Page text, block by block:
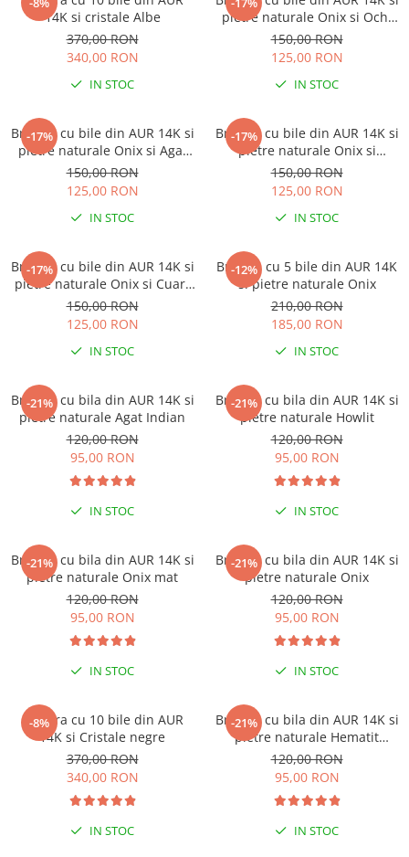
14K si cristale Albe
370,00 RON
340,00 RON
IN STOC
pietre naturale Onix si Ochi
de Tigru
150,00 RON
125,00 RON
IN STOC
-17%
Bratara cu bile din AUR 14K si
pietre naturale Onix si Agat
Indian
150,00 RON
125,00 RON
IN STOC
-17%
Bratara cu bile din AUR 14K si
pietre naturale Onix si
Labradorit
150,00 RON
125,00 RON
IN STOC
-17%
Bratara cu bile din AUR 14K si
pietre naturale Onix si Cuart
Roz
150,00 RON
125,00 RON
IN STOC
-12%
Bratara cu 5 bile din AUR 14K
si pietre naturale Onix
210,00 RON
185,00 RON
IN STOC
-21%
Bratara cu bila din AUR 14K si
pietre naturale Agat Indian
120,00 RON
95,00 RON
IN STOC
-21%
Bratara cu bila din AUR 14K si
pietre naturale Howlit
120,00 RON
95,00 RON
IN STOC
-21%
Bratara cu bila din AUR 14K si
pietre naturale Onix mat
120,00 RON
95,00 RON
IN STOC
-21%
Bratara cu bila din AUR 14K si
pietre naturale Onix
120,00 RON
95,00 RON
IN STOC
-8%
Bratara cu 10 bile din AUR
14K si Cristale negre
370,00 RON
340,00 RON
IN STOC
-21%
Bratara cu bila din AUR 14K si
pietre naturale Hematit
discuri
120,00 RON
95,00 RON
IN STOC